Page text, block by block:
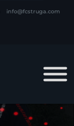
info@fcstruga.com